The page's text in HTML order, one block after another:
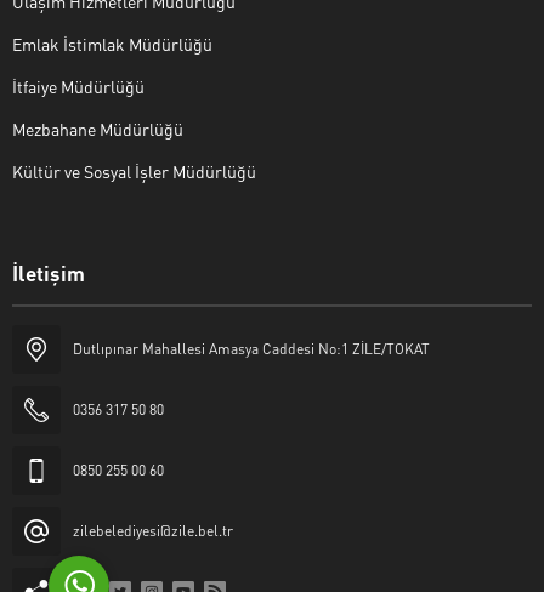
Emlak İstimlak Müdürlüğü
İtfaiye Müdürlüğü
Mezbahane Müdürlüğü
Kültür ve Sosyal İşler Müdürlüğü
İletişim
Dutlıpınar Mahallesi Amasya Caddesi No:1 ZİLE/TOKAT
0356 317 50 80
0850 255 00 60
zilebelediyesi@zile.bel.tr